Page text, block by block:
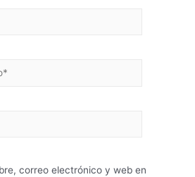
correo electrónico y web en